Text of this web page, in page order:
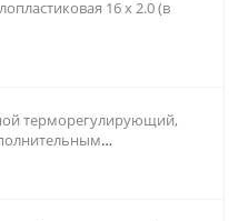
16 х 2.0 (в
терморегулирующий,